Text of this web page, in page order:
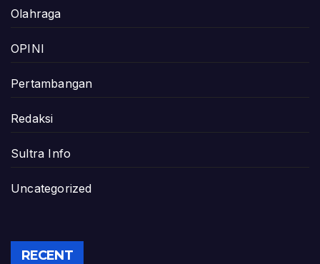
Olahraga
OPINI
Pertambangan
Redaksi
Sultra Info
Uncategorized
RECENT